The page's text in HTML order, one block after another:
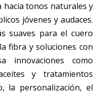
hacia tonos naturales y
jóvenes y audaces.
suaves para el cuero
fibra y soluciones con
innovaciones como
y tratamientos
la personalización, el